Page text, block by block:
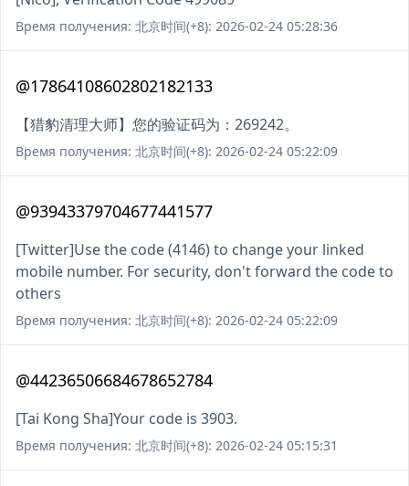
Время получения: 北京时间(+8): 2026-02-24 05:28:36
@17864108602802182133
【猎豹清理大师】您的验证码为：269242。
Время получения: 北京时间(+8): 2026-02-24 05:22:09
@93943379704677441577
[Twitter]Use the code (4146) to change your linked
mobile number. For security, don't forward the code to
others
Время получения: 北京时间(+8): 2026-02-24 05:22:09
@44236506684678652784
[Tai Kong Sha]Your code is 3903.
Время получения: 北京时间(+8): 2026-02-24 05:15:31